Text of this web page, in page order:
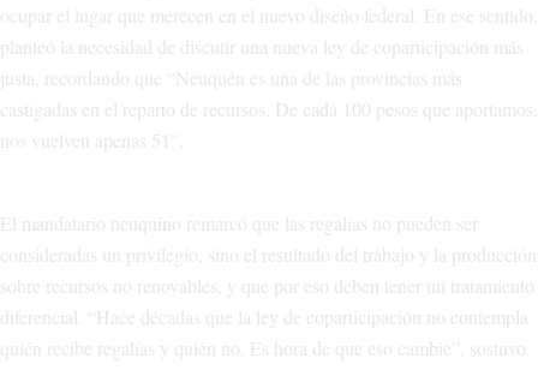
ocupar el lugar que merecen en el nuevo diseño federal. En ese sentido,
planteó la necesidad de discutir una nueva ley de coparticipación más
justa, recordando que “Neuquén es una de las provincias más
castigadas en el reparto de recursos. De cada 100 pesos que aportamos,
nos vuelven apenas 51”.
El mandatario neuquino remarcó que las regalías no pueden ser
consideradas un privilegio, sino el resultado del trabajo y la producción
sobre recursos no renovables, y que por eso deben tener un tratamiento
diferencial. “Hace décadas que la ley de coparticipación no contempla
quién recibe regalías y quién no. Es hora de que eso cambie”, sostuvo.